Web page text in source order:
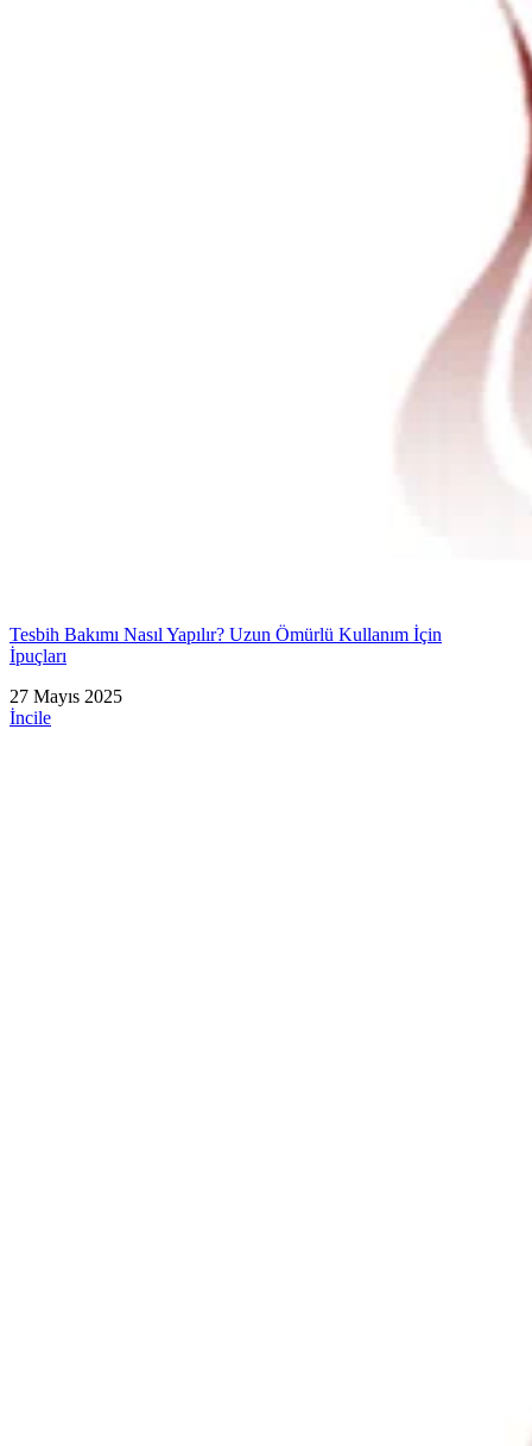
Tesbih Bakımı Nasıl Yapılır? Uzun Ömürlü Kullanım İçin
İpuçları
27 Mayıs 2025
İncile